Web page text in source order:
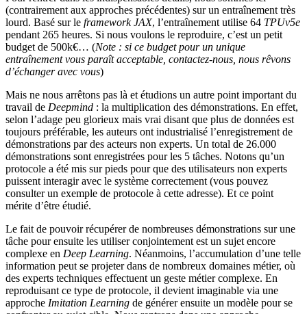
(contrairement aux approches précédentes) sur un entraînement très
lourd. Basé sur le framework JAX, l’entraînement utilise 64 TPUv5e
pendant 265 heures. Si nous voulons le reproduire, c’est un petit
budget de 500k€… (Note : si ce budget pour un unique
entraînement vous paraît acceptable, contactez-nous, nous rêvons
d’échanger avec vous)
Mais ne nous arrêtons pas là et étudions un autre point important du
travail de Deepmind : la multiplication des démonstrations. En effet,
selon l’adage peu glorieux mais vrai disant que plus de données est
toujours préférable, les auteurs ont industrialisé l’enregistrement de
démonstrations par des acteurs non experts. Un total de 26.000
démonstrations sont enregistrées pour les 5 tâches. Notons qu’un
protocole a été mis sur pieds pour que des utilisateurs non experts
puissent interagir avec le système correctement (vous pouvez
consulter un exemple de protocole à cette adresse). Et ce point
mérite d’être étudié.
Le fait de pouvoir récupérer de nombreuses démonstrations sur une
tâche pour ensuite les utiliser conjointement est un sujet encore
complexe en Deep Learning. Néanmoins, l’accumulation d’une telle
information peut se projeter dans de nombreux domaines métier, où
des experts techniques effectuent un geste métier complexe. En
reproduisant ce type de protocole, il devient imaginable via une
approche Imitation Learning de générer ensuite un modèle pour se